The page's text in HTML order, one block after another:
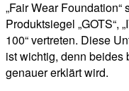
„Fair Wear
Produktsiegel „GOTS“,
100“ vertreten. Diese
ist wichtig, denn beides
genauer erklärt wird.